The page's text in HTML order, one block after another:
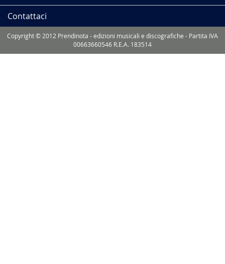
Contattaci
Copyright © 2012 Prendinota - edizioni musicali e discografiche - Partita IVA
00663660546 R.E.A. 183514